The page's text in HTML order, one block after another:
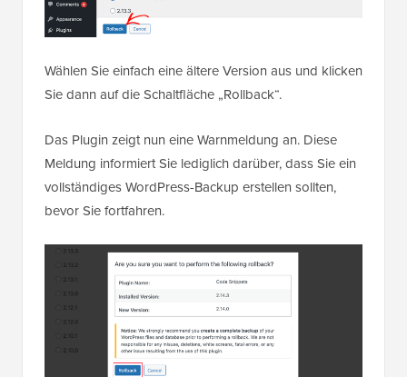
Wählen Sie einfach eine ältere Version aus und klicken
Sie dann auf die Schaltfläche „Rollback“.
Das Plugin zeigt nun eine Warnmeldung an. Diese
Meldung informiert Sie lediglich darüber, dass Sie ein
vollständiges WordPress-Backup erstellen sollten,
bevor Sie fortfahren.